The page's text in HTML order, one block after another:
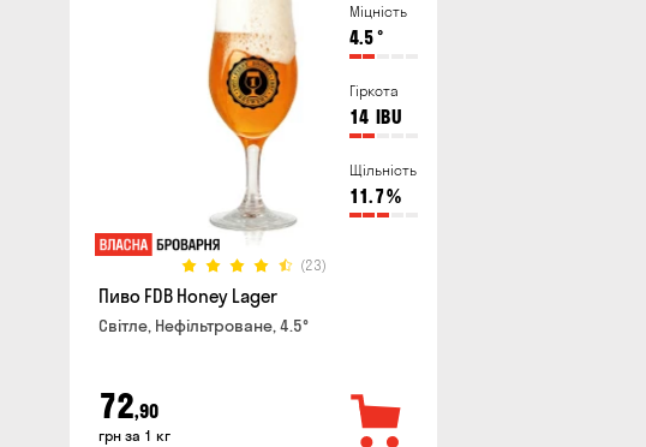
Міцність
4.5°
Гіркота
14 IBU
Щільність
11.7%
(23)
Пиво FDB Honey Lager
Світле, Нефільтроване, 4.5°
72,90
грн за 1 кг